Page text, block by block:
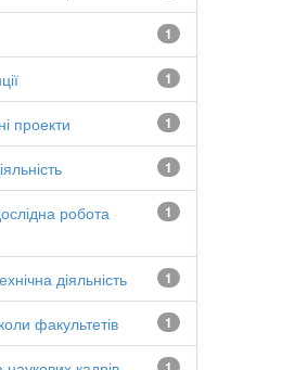
1
1
1
проекти
1
1
робота
1
діяльність
1
факультетів